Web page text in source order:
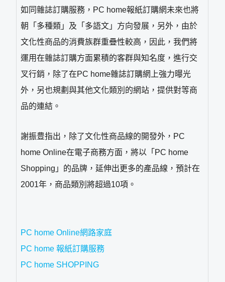
如同雜誌訂購服務，PC home報紙訂購網未來也將
朝「多種類」及「多語文」方向發展，另外，由於
文化性商品的消費族群重疊性較高，因此，我們將
運用在雜誌訂購方面累積的客群與知名度，進行交
叉行銷，除了在PC home雜誌訂購網上強力曝光
外，另也規劃與其他文化類別的網站，提供對等商
品的連結。
謝振豊指出，除了文化性商品線的開發外，PC
home Online在電子商務方面，將以「PC home
Shopping」的品牌，延伸出更多的產品線，預計在
2001年，商品類別將超過10項。
PC home Online網路家庭
PC home 報紙訂購服務
PC home SHOPPING